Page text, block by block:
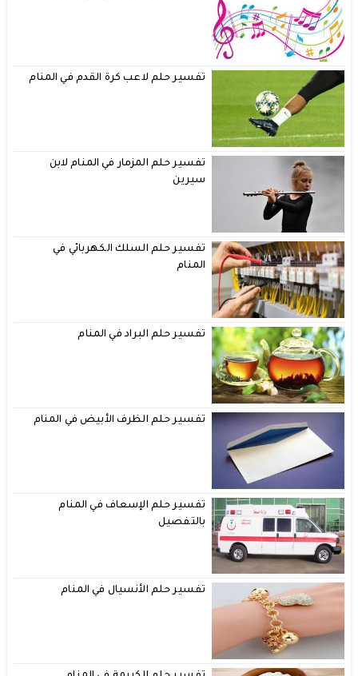
تفسير حلم لاعب كرة القدم في المنام
تفسير حلم المزمار في المنام لابن
سيرين
تفسير حلم السلك الكهربائي في
المنام
تفسير حلم البراد في المنام
تفسير حلم الظرف الأبيض في المنام
تفسير حلم الإسعاف في المنام
بالتفصيل
تفسير حلم الأنسيال في المنام